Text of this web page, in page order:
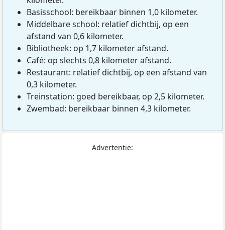
Basisschool: bereikbaar binnen 1,0 kilometer.
Middelbare school: relatief dichtbij, op een
afstand van 0,6 kilometer.
Bibliotheek: op 1,7 kilometer afstand.
Café: op slechts 0,8 kilometer afstand.
Restaurant: relatief dichtbij, op een afstand van
0,3 kilometer.
Treinstation: goed bereikbaar, op 2,5 kilometer.
Zwembad: bereikbaar binnen 4,3 kilometer.
Advertentie: